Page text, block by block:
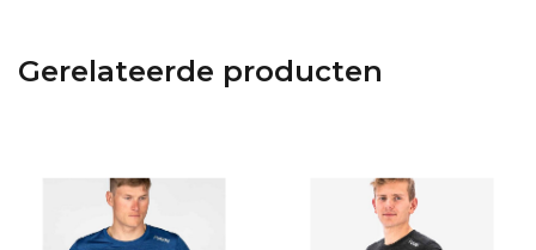
Gerelateerde producten